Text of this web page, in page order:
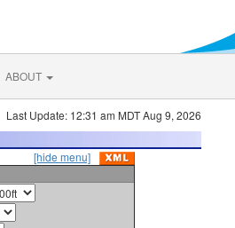
ABOUT
Last Update: 12:31 am MDT Aug 9, 2026
[hide menu]